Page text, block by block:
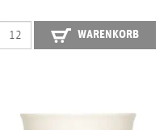
WARENKORB